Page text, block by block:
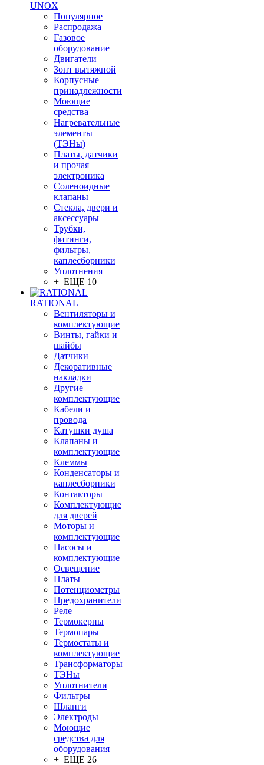
UNOX
Популярное
Распродажа
Газовое
оборудование
Двигатели
Зонт вытяжной
Корпусные
принадлежности
Моющие
средства
Нагревательные
элементы
(ТЭНы)
Платы, датчики
и прочая
электроника
Соленоидные
клапаны
Стекла, двери и
аксессуары
Трубки,
фитинги,
фильтры,
каплесборники
Уплотнения
+ ЕЩЕ 10
RATIONAL
Вентиляторы и
комплектующие
Винты, гайки и
шайбы
Датчики
Декоративные
накладки
Другие
комплектующие
Кабели и
провода
Катушки душа
Клапаны и
комплектующие
Клеммы
Конденсаторы и
каплесборники
Контакторы
Комплектующие
для дверей
Моторы и
комплектующие
Насосы и
комплектующие
Освещение
Платы
Потенциометры
Предохранители
Реле
Термокерны
Термопары
Термостаты и
комплектующие
Трансформаторы
ТЭНы
Уплотнители
Фильтры
Шланги
Электроды
Моющие
средства для
оборудования
+ ЕЩЕ 26